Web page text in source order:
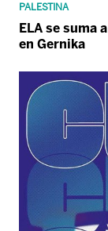
PALESTINA
ELA se suma
en Gernika